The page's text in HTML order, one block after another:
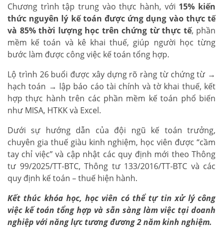
Chương trình tập trung vào thực hành, với 15% kiến
thức nguyên lý kế toán được ứng dụng vào thực tế
và 85% thời lượng học trên chứng từ thực tế, phần
mềm kế toán và kê khai thuế, giúp người học từng
bước làm được công việc kế toán tổng hợp.
Lộ trình 26 buổi được xây dựng rõ ràng từ chứng từ →
hạch toán → lập báo cáo tài chính và tờ khai thuế, kết
hợp thực hành trên các phần mềm kế toán phổ biến
như MISA, HTKK và Excel.
Dưới sự hướng dẫn của đội ngũ kế toán trưởng,
chuyên gia thuế giàu kinh nghiệm, học viên được “cầm
tay chỉ việc” và cập nhật các quy định mới theo Thông
tư 99/2025/TT-BTC, Thông tư 133/2016/TT-BTC và các
quy định kế toán – thuế hiện hành.
Kết thúc khóa học, học viên có thể tự tin xử lý công
việc kế toán tổng hợp và sẵn sàng làm việc tại doanh
nghiệp với năng lực tương đương 2 năm kinh nghiệm.